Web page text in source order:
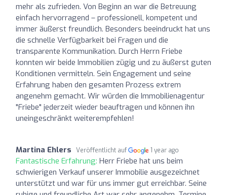
mehr als zufrieden. Von Beginn an war die Betreuung
einfach hervorragend – professionell, kompetent und
immer äußerst freundlich. Besonders beeindruckt hat uns
die schnelle Verfügbarkeit bei Fragen und die
transparente Kommunikation. Durch Herrn Friebe
konnten wir beide Immobilien zügig und zu äußerst guten
Konditionen vermitteln. Sein Engagement und seine
Erfahrung haben den gesamten Prozess extrem
angenehm gemacht. Wir würden die Immobilienagentur
"Friebe" jederzeit wieder beauftragen und können ihn
uneingeschränkt weiterempfehlen!
Martina Ehlers Veröffentlicht auf 1 year ago
Fantastische Erfahrung: Herr Friebe hat uns beim
schwierigen Verkauf unserer Immobilie ausgezeichnet
unterstützt und war für uns immer gut erreichbar. Seine